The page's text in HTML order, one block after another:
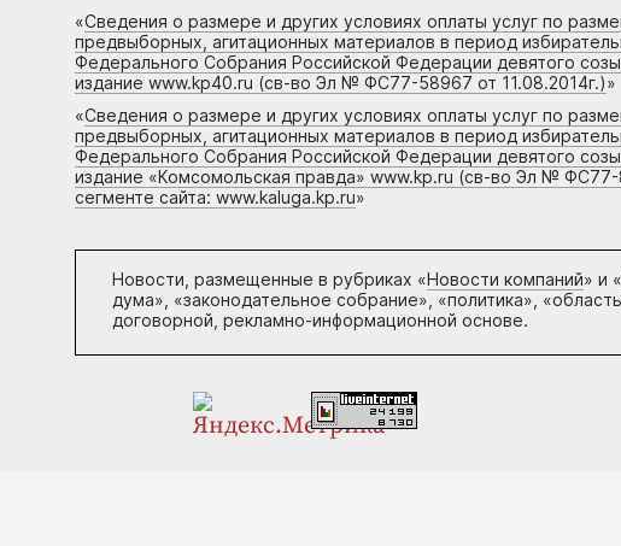
«Сведения о размере и других условиях оплаты услуг по
предвыборных, агитационных материалов в период
Федерального Собрания Российской Федерации девятого
издание www.kp40.ru (св-во Эл № ФС77-58967 от 11.08.2014г.)»
«Сведения о размере и других условиях оплаты услуг по
предвыборных, агитационных материалов в период
Федерального Собрания Российской Федерации девятого
издание «Комсомольская правда» www.kp.ru (св-во Эл №
сегменте сайта: www.kaluga.kp.ru»
Новости, размещенные в рубриках «Новости компаний» и «
дума», «законодательное собрание», «политика»,
договорной, рекламно-информационной основе.